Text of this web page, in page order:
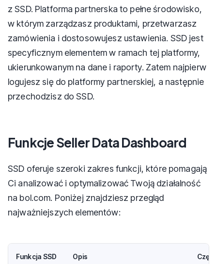
z SSD. Platforma partnerska to pełne środowisko,
w którym zarządzasz produktami, przetwarzasz
zamówienia i dostosowujesz ustawienia. SSD jest
specyficznym elementem w ramach tej platformy,
ukierunkowanym na dane i raporty. Zatem najpierw
logujesz się do platformy partnerskiej, a następnie
przechodzisz do SSD.
Funkcje Seller Data Dashboard
SSD oferuje szeroki zakres funkcji, które pomagają
Ci analizować i optymalizować Twoją działalność
na bol.com. Poniżej znajdziesz przegląd
najważniejszych elementów:
Funkcja SSD Opis